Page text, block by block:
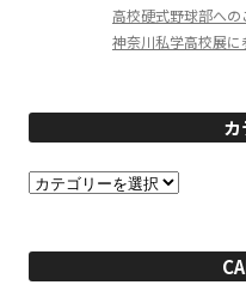
高校硬式野球部へ
神奈川私学高校展に
カ
テ
ー